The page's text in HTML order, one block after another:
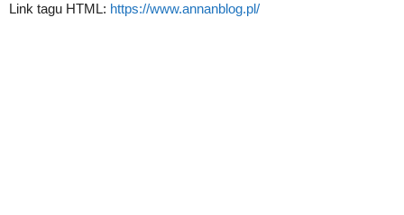
Link tagu HTML: https://www.annanblog.pl/